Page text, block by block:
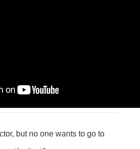
but no one wants to go to